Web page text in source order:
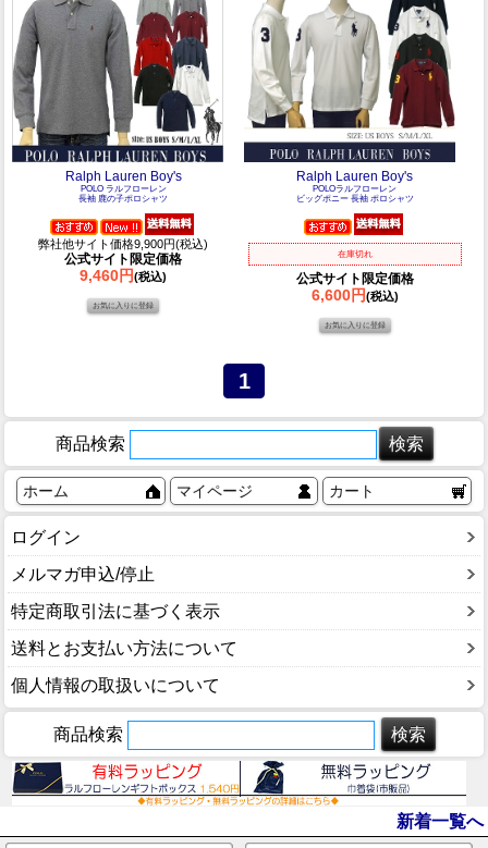
Ralph Lauren Boy's
POLO ラルフローレン
長袖 鹿の子ポロシャツ
弊社他サイト価格9,900円(税込)
公式サイト限定価格
9,460円(税込)
Ralph Lauren Boy's
POLOラルフローレン
ビッグポニー 長袖 ポロシャツ
在庫切れ
公式サイト限定価格
6,600円(税込)
1
商品検索
ホーム マイページ カート
ログイン
メルマガ申込/停止
特定商取引法に基づく表示
送料とお支払い方法について
個人情報の取扱いについて
商品検索
新着一覧へ